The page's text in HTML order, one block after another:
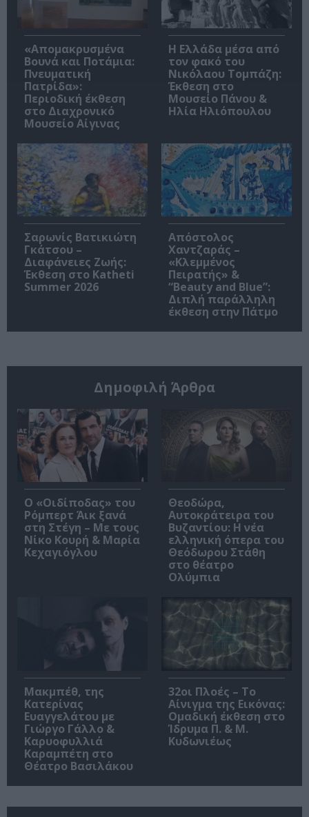
«Απομακρυσμένα
Βουνά και Ποτάμια:
Πνευματική
Πατρίδα»:
Περιοδική έκθεση
στο Διαχρονικό
Μουσείο Αίγινας
Η Ελλάδα μέσα από
τον φακό του
Νικόλαου Τομπάζη:
Έκθεση στο
Μουσείο Πάνου &
Ηλία Ηλιόπουλου
Σαρωνίς Βατικιώτη
Γκάτσου –
Διαφάνειες Ζωής:
Έκθεση στο Katheti
Summer 2026
Απόστολος
Χαντζαράς –
«Κλεμμένος
Πειρατής» &
“Beauty and Blue”:
Διπλή παράλληλη
έκθεση στην Πάτμο
Δημοφιλή Άρθρα
O «Οιδίποδας» του
Ρόμπερτ Άικ ξανά
στη Στέγη – Με τους
Νίκο Κουρή & Μαρία
Κεχαγιόγλου
Θεοδώρα,
Αυτοκράτειρα του
Βυζαντίου: Η νέα
ελληνική όπερα του
Θεόδωρου Στάθη
στο θέατρο
Ολύμπια
Μακμπέθ, της
Κατερίνας
Ευαγγελάτου με
Γιώργο Γάλλο &
Καρυοφυλλιά
Καραμπέτη στο
Θέατρο Βασιλάκου
32οι Πλοές – Το
Αίνιγμα της Εικόνας:
Ομαδική έκθεση στο
Ίδρυμα Π. & Μ.
Κυδωνιέως